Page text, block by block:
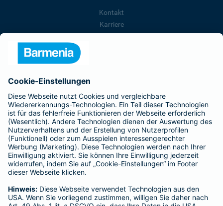
Kontakt
Karriere
Barmenia ist Teil der BarmeniaGothaer
BELIEBTE SEITEN
Kranken-Zusatzversicherung
Tierversicherungen
Haftpflichtversicherung
Hausratversicherung
Adresse ändern